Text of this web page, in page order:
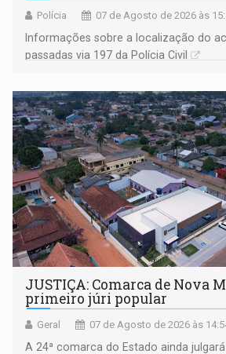
Polícia 07 de Agosto de 2026 às
Informações sobre a localização do
passadas via 197 da Polícia Civil
JUSTIÇA: Comarca de Nova
primeiro júri popular
Geral 07 de Agosto de 2026 às
A 24ª comarca do Estado ainda